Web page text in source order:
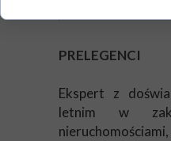
PRELEGENCI
Ekspert z
letnim w